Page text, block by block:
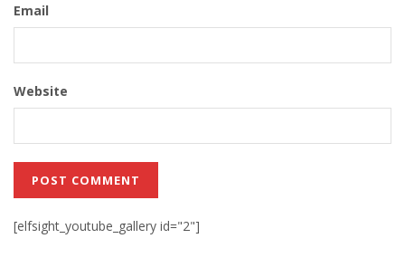
Email
Website
[elfsight_youtube_gallery id="2"]